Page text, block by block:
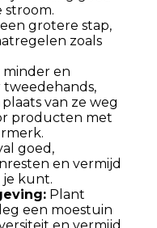
stroom.
grotere stap,
zoals
en
tweedehands,
van ze weg
producten met
goed,
en vermijd
je kunt.
Plant
een moestuin